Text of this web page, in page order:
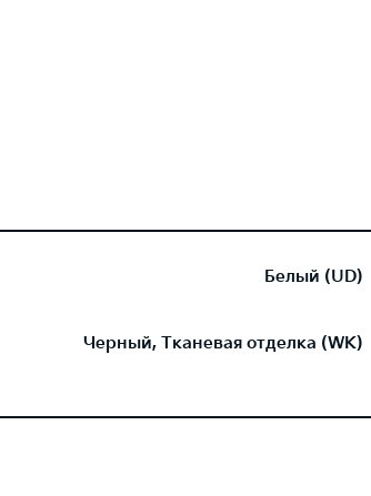
Белый (UD)
Черный, Тканевая отделка (WK)